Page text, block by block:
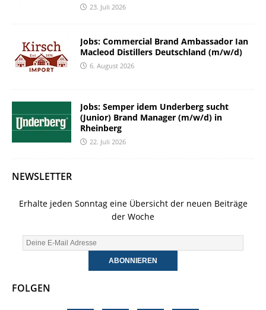
23. Juli 2026
Jobs: Commercial Brand Ambassador Ian
Macleod Distillers Deutschland (m/w/d)
6. August 2026
Jobs: Semper idem Underberg sucht
(Junior) Brand Manager (m/w/d) in
Rheinberg
22. Juli 2026
NEWSLETTER
Erhalte jeden Sonntag eine Übersicht der neuen Beiträge
der Woche
FOLGEN